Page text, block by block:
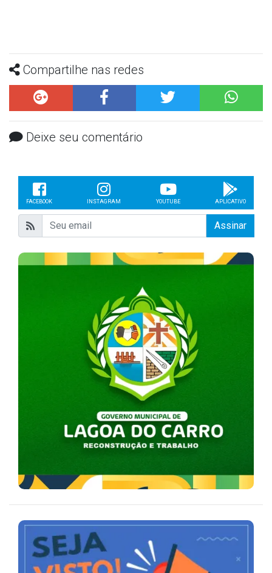
Compartilhe nas redes
Deixe seu comentário
FACEBOOK INSTAGRAM YOUTUBE APLICATIVO
Assinar